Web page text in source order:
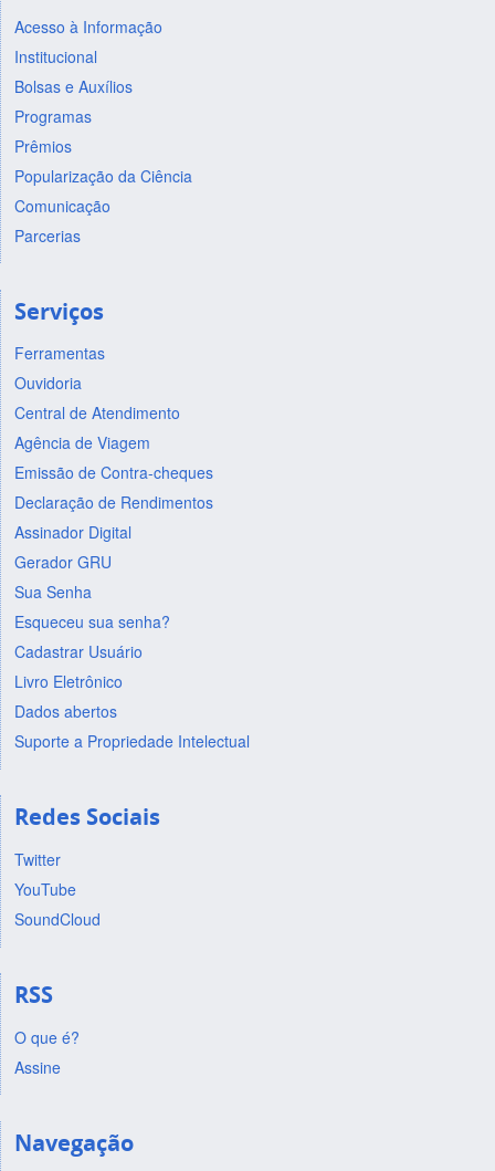
Acesso à Informação
Institucional
Bolsas e Auxílios
Programas
Prêmios
Popularização da Ciência
Comunicação
Parcerias
Serviços
Ferramentas
Ouvidoria
Central de Atendimento
Agência de Viagem
Emissão de Contra-cheques
Declaração de Rendimentos
Assinador Digital
Gerador GRU
Sua Senha
Esqueceu sua senha?
Cadastrar Usuário
Livro Eletrônico
Dados abertos
Suporte a Propriedade Intelectual
Redes Sociais
Twitter
YouTube
SoundCloud
RSS
O que é?
Assine
Navegação